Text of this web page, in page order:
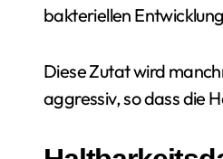
bakteriellen
Diese Zutat wird
aggressiv, so dass die